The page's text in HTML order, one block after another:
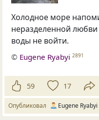
Холодное море
неразделенной
воды не войти.
© Eugene Ryabyi 2891
59 17
Опубликовал Eugene Ryabyi